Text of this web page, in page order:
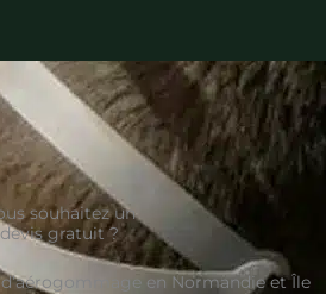
souhaitez un
devis gratuit ?
en Normandie et Île